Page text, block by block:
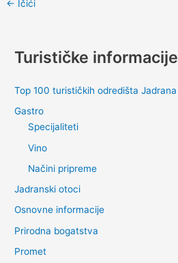
← Ičići
Turističke informacije
Top 100 turističkih odredišta Jadrana
Gastro
Specijaliteti
Vino
Načini pripreme
Jadranski otoci
Osnovne informacije
Prirodna bogatstva
Promet